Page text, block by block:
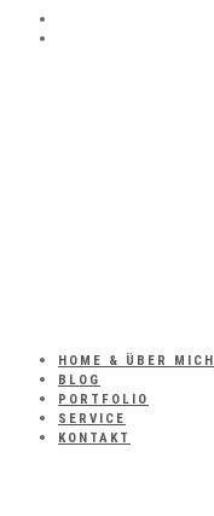
HOME & ÜBER MICH
BLOG
PORTFOLIO
SERVICE
KONTAKT